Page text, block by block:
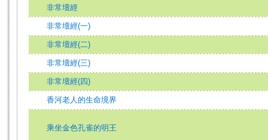
非常壇經
非常壇經(一)
非常壇經(二)
非常壇經(三)
非常壇經(四)
香河老人的生命境界
乘坐金色孔雀的明王